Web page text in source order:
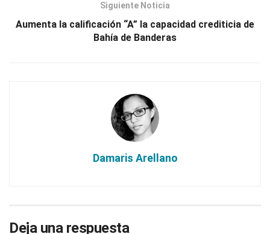
Siguiente Noticia
Aumenta la calificación “A” la capacidad crediticia de
Bahía de Banderas
Damaris Arellano
Deja una respuesta